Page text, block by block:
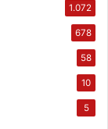
1.072
678
58
10
5